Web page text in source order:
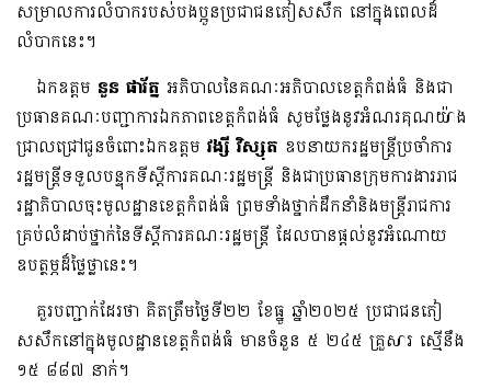
សម្រាលការលំបាករបស់បងប្អូនប្រជាជនភៀសសឹក នៅក្នុងពេលដ៏
លំបាកនេះ។
ឯកឧត្តម នួន ផារ័ត្ន អភិបាលនៃគណៈអភិបាលខេត្តកំពង់ធំ និងជា
ប្រធានគណៈបញ្ជាការឯកភាពខេត្តកំពង់ធំ សូមថ្លែងនូវអំណរគុណយ៉ាង
ជ្រាលជ្រៅជូនចំពោះឯកឧត្តម វង្សី វិស្សុត ឧបនាយករដ្ឋមន្ត្រីប្រចាំការ
រដ្ឋមន្រ្តីទទួលបន្ទុកទីស្តីការគណៈរដ្ឋមន្រ្តី និងជាប្រធានក្រុមការងាររាជ
រដ្ឋាភិបាលចុះមូលដ្ឋានខេត្តកំពង់ធំ ព្រមទាំងថ្នាក់ដឹកនាំនិងមន្រ្តីរាជការ
គ្រប់លំដាប់ថ្នាក់នៃទីស្តីការគណៈរដ្ឋមន្រ្តី ដែលបានផ្តល់នូវអំណោយ
ឧបត្ថម្ភដ៏ថ្លៃថ្លានេះ។
គួរបញ្ជាក់ដែរថា គិតត្រឹមថ្ងៃទី២២ ខែធ្នូ ឆ្នាំ២០២៥ ប្រជាជនភៀ
សសឹកនៅក្នុងមូលដ្ឋានខេត្តកំពង់ធំ មានចំនួន ៥ ២៤៥ គ្រួសារ ស្មើនឹង
១៥ ៨៨៧ នាក់។